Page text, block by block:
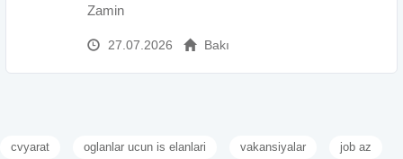
Zamin
27.07.2026 Bakı
cvyarat oglanlar ucun is elanlari vakansiyalar job az